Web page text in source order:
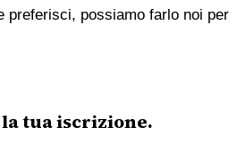
preferisci, possiamo farlo noi per
tua iscrizione.